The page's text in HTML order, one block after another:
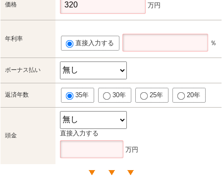
価格 万円
年利率
直接入力する ％
ボーナス払い
返済年数 35年 30年 25年 20年
頭金 直接入力する
万円